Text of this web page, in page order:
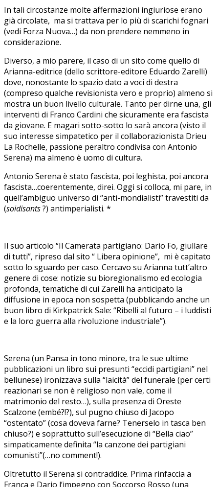
In tali circostanze molte affermazioni ingiuriose erano
già circolate, ma si trattava per lo più di scarichi fognari
(vedi Forza Nuova…) da non prendere nemmeno in
considerazione.
Diverso, a mio parere, il caso di un sito come quello di
Arianna-editrice (dello scrittore-editore Eduardo Zarelli)
dove, nonostante lo spazio dato a voci di destra
(compreso qualche revisionista vero e proprio) almeno si
mostra un buon livello culturale. Tanto per dirne una, gli
interventi di Franco Cardini che sicuramente era fascista
da giovane. E magari sotto-sotto lo sarà ancora (visto il
suo interesse simpatetico per il collaborazionista Drieu
La Rochelle, passione peraltro condivisa con Antonio
Serena) ma almeno è uomo di cultura.
Antonio Serena è stato fascista, poi leghista, poi ancora
fascista…coerentemente, direi. Oggi si colloca, mi pare, in
quell’ambiguo universo di “anti-mondialisti” travestiti da
(soidisants?) antimperialisti. *
Il suo articolo “Il Camerata partigiano: Dario Fo, giullare
di tutti”, ripreso dal sito “ Libera opinione”, mi è capitato
sotto lo sguardo per caso. Cercavo su Arianna tutt’altro
genere di cose: notizie su bioregionalismo ed ecologia
profonda, tematiche di cui Zarelli ha anticipato la
diffusione in epoca non sospetta (pubblicando anche un
buon libro di Kirkpatrick Sale: “Ribelli al futuro – i luddisti
e la loro guerra alla rivoluzione industriale”).
Serena (un Pansa in tono minore, tra le sue ultime
pubblicazioni un libro sui presunti “eccidi partigiani” nel
bellunese) ironizzava sulla “laicità” del funerale (per certi
reazionari se non è religioso non vale, come il
matrimonio del resto…), sulla presenza di Oreste
Scalzone (embé?!?), sul pugno chiuso di Jacopo
“ostentato” (cosa doveva farne? Tenerselo in tasca ben
chiuso?) e soprattutto sull’esecuzione di “Bella ciao”
simpaticamente definita “la canzone dei partigiani
comunisti”(…no comment!).
Oltretutto il Serena si contraddice. Prima rinfaccia a
Franca e Dario l’impegno con Soccorso Rosso (una